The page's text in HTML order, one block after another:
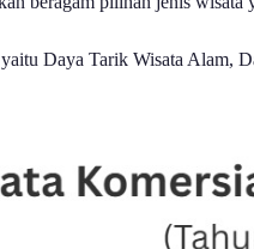
Daya Tarik Wisata Alam,